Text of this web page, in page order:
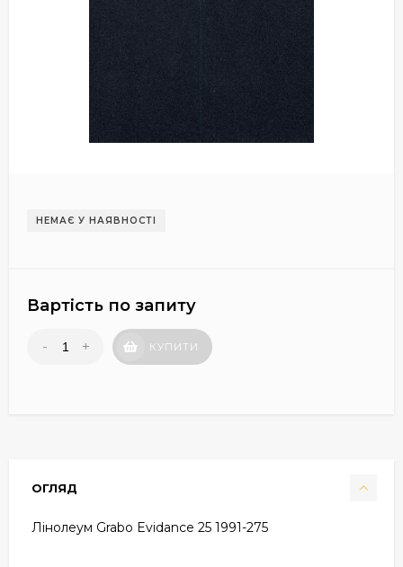
НЕМАЄ У НАЯВНОСТІ
Вартість по запиту
- + КУПИТИ
ОГЛЯД
Лінолеум Grabo Evidance 25 1991-275